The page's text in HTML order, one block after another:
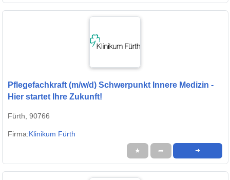
Pflegefachkraft (m/w/d) Schwerpunkt Innere Medizin -
Hier startet Ihre Zukunft!
Fürth, 90766
Firma:Klinikum Fürth
★ ➦ ➜